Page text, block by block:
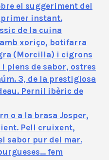
el suggeriment del
primer instant.
de la cuina
xoriço, botifarra
(Morcilla) i cigrons
plens de sabor, ostres
3, de la prestigiosa
Pernil ibèric de
o a la brasa Josper,
Pell cruixent,
sabor pur del mar.
fem